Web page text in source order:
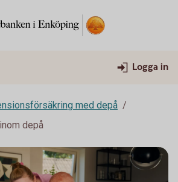
Logga in
med depå
depå